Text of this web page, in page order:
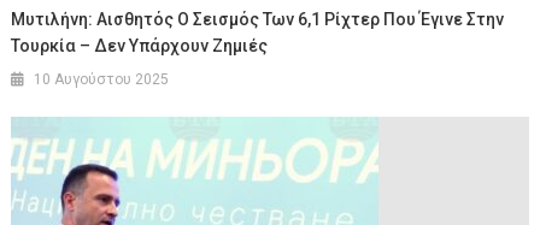
Μυτιλήνη: Αισθητός Ο Σεισμός Των 6,1 Ρίχτερ Που Έγινε Στην
Τουρκία – Δεν Υπάρχουν Ζημιές
10 Αυγούστου 2025